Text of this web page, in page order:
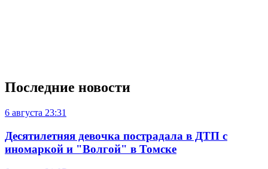
Последние новости
6 августа 23:31
Десятилетняя девочка пострадала в ДТП с
иномаркой и "Волгой" в Томске